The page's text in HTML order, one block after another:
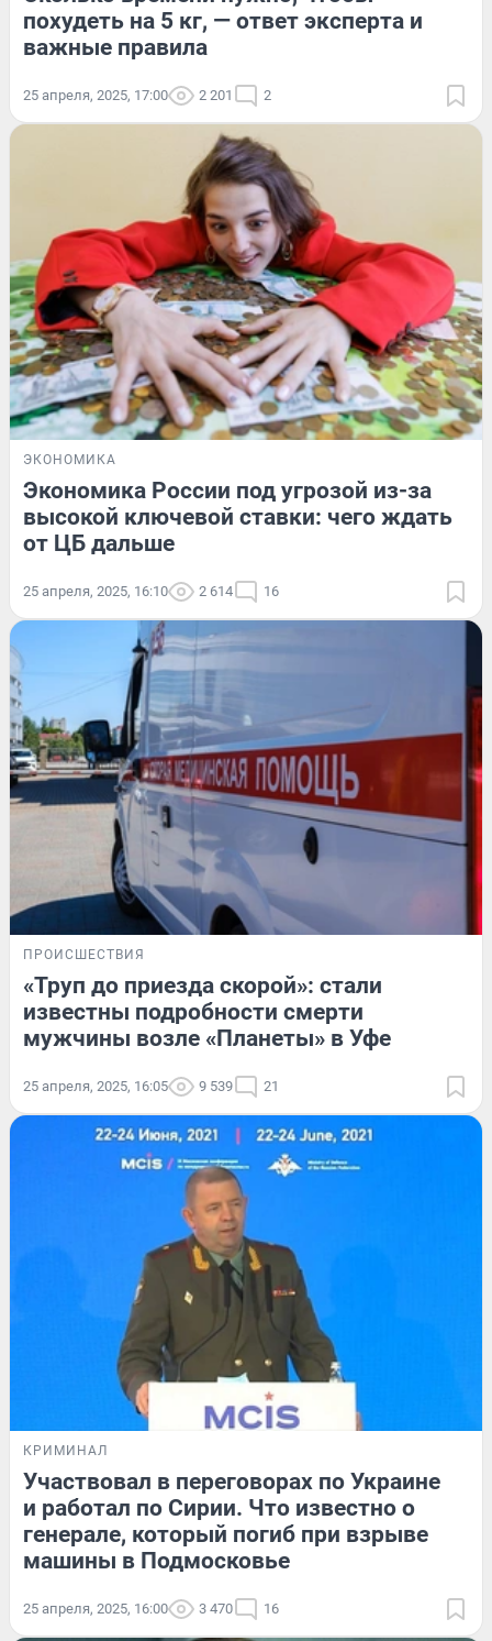
похудеть на 5 кг, — ответ эксперта и
важные правила
25 апреля, 2025, 17:00 2 201 2
ЭКОНОМИКА
Экономика России под угрозой из-за
высокой ключевой ставки: чего ждать
от ЦБ дальше
25 апреля, 2025, 16:10 2 614 16
ПРОИСШЕСТВИЯ
«Труп до приезда скорой»: стали
известны подробности смерти
мужчины возле «Планеты» в Уфе
25 апреля, 2025, 16:05 9 539 21
КРИМИНАЛ
Участвовал в переговорах по Украине
и работал по Сирии. Что известно о
генерале, который погиб при взрыве
машины в Подмосковье
25 апреля, 2025, 16:00 3 470 16